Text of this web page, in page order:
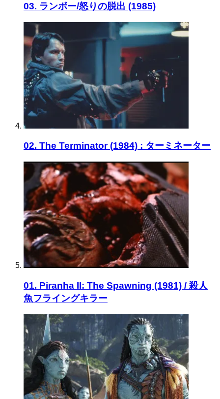
03. ランボー/怒りの脱出 (1985)
02. The Terminator (1984) : ターミネーター
01. Piranha II: The Spawning (1981) / 殺人
魚フライングキラー